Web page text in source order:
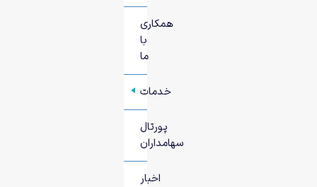
همکاری
با
ما
+ خدمات
پورتال
سهامداران
اخبار